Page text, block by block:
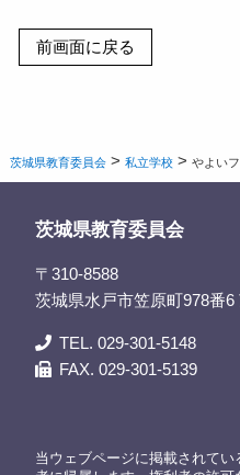
茨城県教育委員会 >私立学校 >やよい
茨城県教育委員会
〒310-8588
茨城県水戸市笠原町978番
TEL. 029-301-5148
FAX. 029-301-5139
当ウェブページに掲載されて